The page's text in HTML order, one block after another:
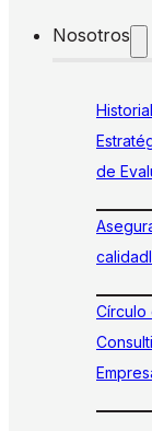
Nosotros
Historia
de
calidad
Círculo